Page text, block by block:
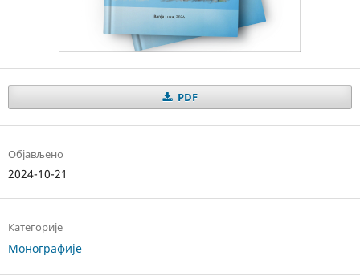
PDF
Објављено
2024-10-21
Категорије
Монографије